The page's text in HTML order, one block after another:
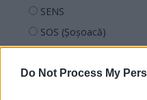
Do Not Process My
SENS
SOS (Șoșoacă)
POT (Gavrilă)
PACE (Peia)